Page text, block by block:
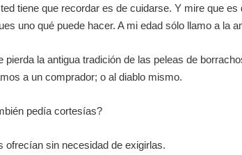
tiene que recordar es de cuidarse. Y mire que
uno qué puede hacer. A mi edad sólo llamo a la
pierda la antigua tradición de las peleas de
a un comprador; o al diablo mismo.
pedía cortesías?
ofrecían sin necesidad de exigirlas.